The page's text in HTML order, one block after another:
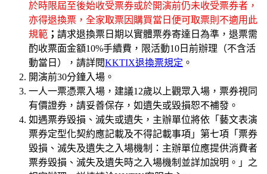
於時限屆至後始收受票券或於開演前仍未收受票券者，
亦得退換票，全家取票因購買當日便可取票則不適用此
規範 ； 請求退換票日期以實體票券寄達日為準，退票需
酌收票面金額10%手續費，限活動10日前辦理（不含活
動當日），請詳閱KKTIX退換票規定 。
開演前30分鐘入場。
一人一票憑票入場，建議12歲以上觀眾入場，票券視同
有價證券，請妥善保存，如遺失或毀損恕不補發。
如遇票券毀損、滅失或遺失，主辦單位將依「藝文表演
票券定型化契約應記載及不得記載事項」第七項「票券
毀損、滅失及遺失之入場機制：主辦單位應提供消費者
票券毀損、滅失及遺失時之入場機制並詳加說明。」之